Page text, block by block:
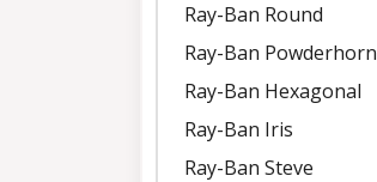
Ray-Ban Round
Ray-Ban Powderhorn
Ray-Ban Hexagonal
Ray-Ban Iris
Ray-Ban Steve